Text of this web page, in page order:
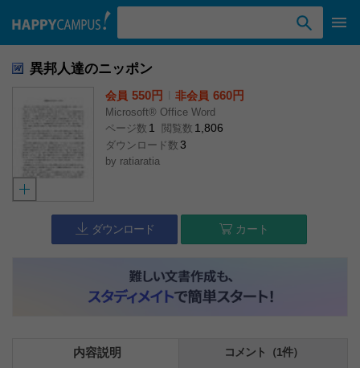
異邦人達のニッポン
会員 550円 非会員 660円
Microsoft® Office Word
ページ数 1 閲覧数 1,806
ダウンロード数 3
by ratiaratia
ダウンロード カート
内容説明 コメント（1件）